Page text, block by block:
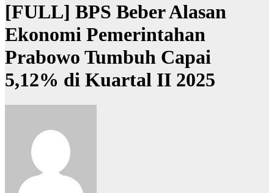
[FULL] BPS Beber Alasan
Ekonomi Pemerintahan
Prabowo Tumbuh Capai
5,12% di Kuartal II 2025